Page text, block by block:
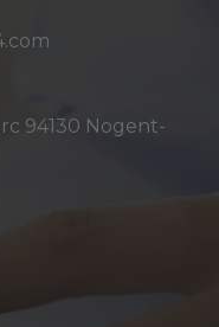
94130 Nogent-